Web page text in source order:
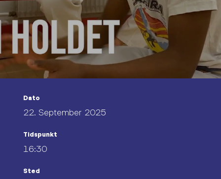
Dato
22. September 2025
Tidspunkt
16:30
Sted